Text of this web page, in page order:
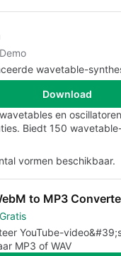
Demo
wavetable-
Download
en
Biedt 150
vormen beschikbaar.
to MP3
Gratis
YouTube-
MP3 of WAV